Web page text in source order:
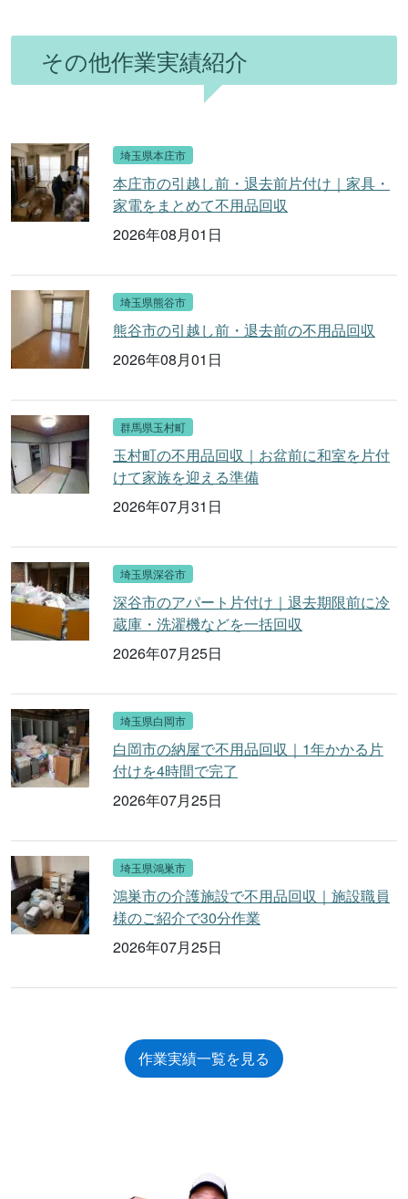
その他作業実績紹介
埼玉県本庄市
本庄市の引越し前・退去前片付け｜家具・
家電をまとめて不用品回収
2026年08月01日
埼玉県熊谷市
熊谷市の引越し前・退去前の不用品回収
2026年08月01日
群馬県玉村町
玉村町の不用品回収｜お盆前に和室を片付
けて家族を迎える準備
2026年07月31日
埼玉県深谷市
深谷市のアパート片付け｜退去期限前に冷
蔵庫・洗濯機などを一括回収
2026年07月25日
埼玉県白岡市
白岡市の納屋で不用品回収｜1年かかる片
付けを4時間で完了
2026年07月25日
埼玉県鴻巣市
鴻巣市の介護施設で不用品回収｜施設職員
様のご紹介で30分作業
2026年07月25日
作業実績一覧を見る